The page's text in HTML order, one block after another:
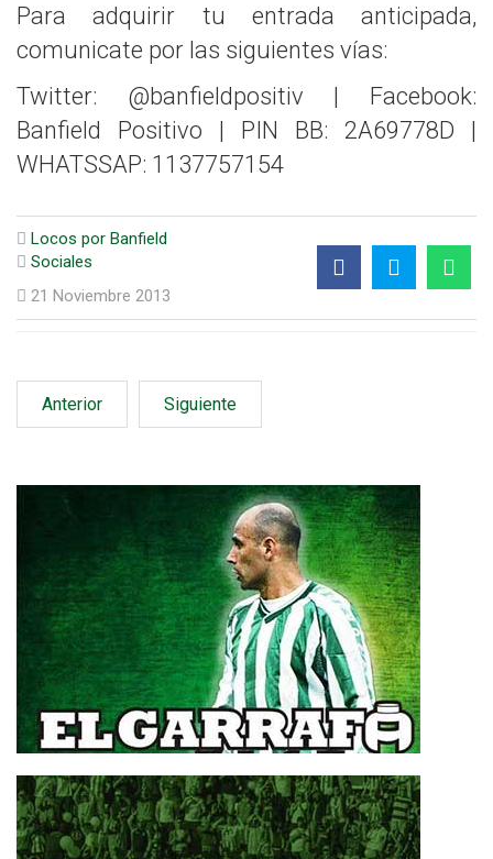
Para adquirir tu entrada anticipada,
comunicate por las siguientes vías:
Twitter: @banfieldpositiv | Facebook:
Banfield Positivo | PIN BB: 2A69778D |
WHATSSAP: 1137757154
Locos por Banfield
Sociales
21 Noviembre 2013
Anterior Siguiente